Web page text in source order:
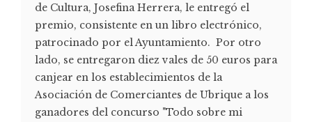
de Cultura, Josefina Herrera, le entregó el
premio, consistente en un libro electrónico,
patrocinado por el Ayuntamiento. Por otro
lado, se entregaron diez vales de 50 euros para
canjear en los establecimientos de la
Asociación de Comerciantes de Ubrique a los
ganadores del concurso "Todo sobre mi